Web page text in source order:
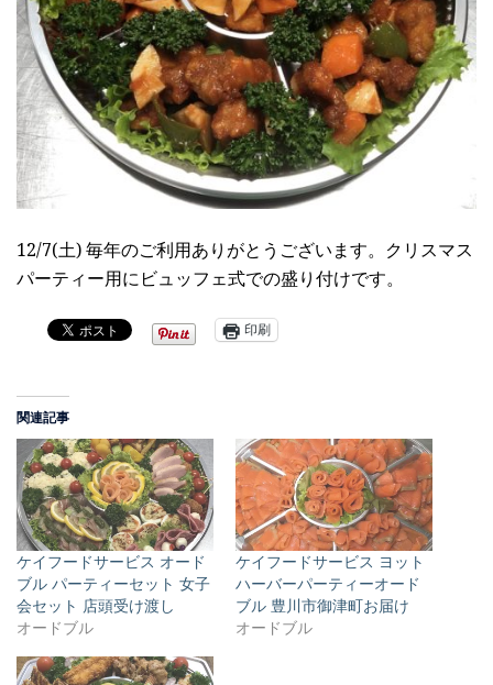
12/7(土) 毎年のご利用ありがとうございます。クリスマス
パーティー用にビュッフェ式での盛り付けです。
印刷
関連記事
ケイフードサービス オード
ブル パーティーセット 女子
会セット 店頭受け渡し
オードブル
ケイフードサービス ヨット
ハーバーパーティーオード
ブル 豊川市御津町お届け
オードブル